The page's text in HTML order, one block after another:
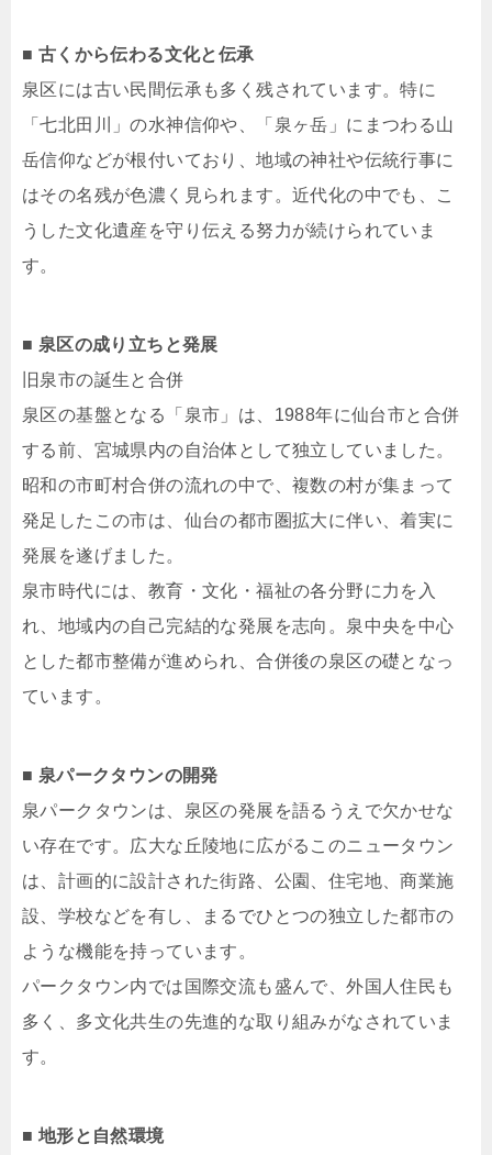
■ 古くから伝わる文化と伝承
泉区には古い民間伝承も多く残されています。特に
「七北田川」の水神信仰や、「泉ヶ岳」にまつわる山
岳信仰などが根付いており、地域の神社や伝統行事に
はその名残が色濃く見られます。近代化の中でも、こ
うした文化遺産を守り伝える努力が続けられていま
す。
■ 泉区の成り立ちと発展
旧泉市の誕生と合併
泉区の基盤となる「泉市」は、1988年に仙台市と合併
する前、宮城県内の自治体として独立していました。
昭和の市町村合併の流れの中で、複数の村が集まって
発足したこの市は、仙台の都市圏拡大に伴い、着実に
発展を遂げました。
泉市時代には、教育・文化・福祉の各分野に力を入
れ、地域内の自己完結的な発展を志向。泉中央を中心
とした都市整備が進められ、合併後の泉区の礎となっ
ています。
■ 泉パークタウンの開発
泉パークタウンは、泉区の発展を語るうえで欠かせな
い存在です。広大な丘陵地に広がるこのニュータウン
は、計画的に設計された街路、公園、住宅地、商業施
設、学校などを有し、まるでひとつの独立した都市の
ような機能を持っています。
パークタウン内では国際交流も盛んで、外国人住民も
多く、多文化共生の先進的な取り組みがなされていま
す。
■ 地形と自然環境